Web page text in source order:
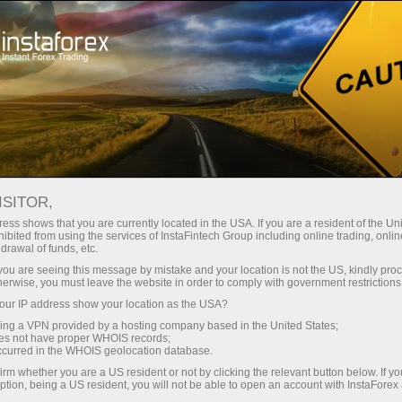
InstaForex-এর সাথে থেকে আপনি সত্যিকারের
লিভারেজ, মার্কেটের সেরা স্প্রেড ও কমিশন এবং
স্টক ও ইনডেক্স ট্রেডিংয়ের জন্য সুবিধাজনক
শর্তাবলী।
স্বল্প
প্রতিটি ডিপোজিটে
30% বোনাস
গতির
পরিচয় ট্রেডিংয়ে এবং হাইওয়েতে পাওয়া যায়
shows that you are currently located in the USA. If you are a resident of the
from using the services of InstaFintech Group including online trading,
of funds, etc.
are seeing this message by mistake and your location is not the US, kindly
you must leave the website in order to comply with government
IP address show your location as the USA?
a VPN provided by a hosting company based in the United States;
not have proper WHOIS records;
in the WHOIS geolocation database.
whether you are a US resident or not by clicking the relevant button below. If
being a US resident, you will not be able to open an account with InstaForex